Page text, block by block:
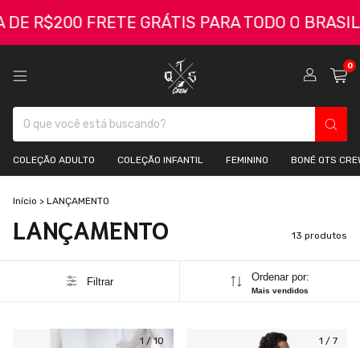
FRETE GRÁTIS PARA TODO O BRASIL
0
COLEÇÃO ADULTO COLEÇÃO INFANTIL FEMININO BONÉ QTS
Início > LANÇAMENTO
LANÇAMENTO 13 produtos
Filtrar Ordenar por:
Mais vendidos
1 /10 1 / 7